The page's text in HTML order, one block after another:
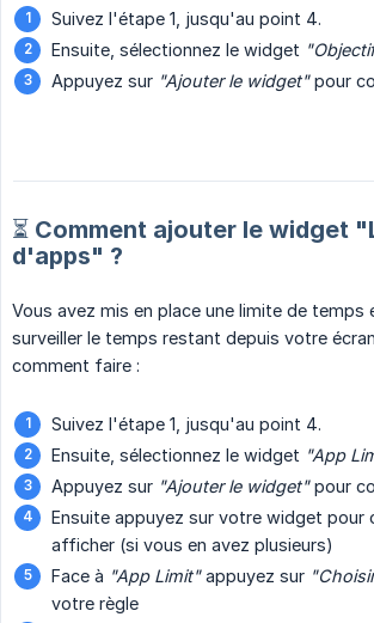
Suivez l'étape 1, jusqu'au point 4.
Ensuite, sélectionnez le widget
Appuyez sur "Ajouter le widget"pour
⏳ Comment ajouter le widget
d'apps" ?
Vous avez mis en place une limite de temps
surveiller le temps restant depuis votre
comment faire :
Suivez l'étape 1, jusqu'au point 4.
Ensuite, sélectionnez le widget "App
Appuyez sur "Ajouter le widget"pour
Ensuite appuyez sur votre widget pour
afficher (si vous en avez plusieurs)
Face à "App Limit"appuyez sur "Choisir
votre règle